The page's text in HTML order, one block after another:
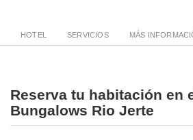
HOTEL SERVICIOS MÁS
Reserva tu habitación en
Bungalows Rio Jerte